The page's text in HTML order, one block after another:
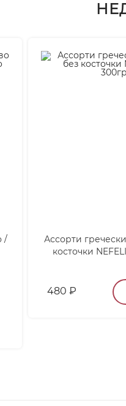
/
Ассорти
косточки
480 ₽